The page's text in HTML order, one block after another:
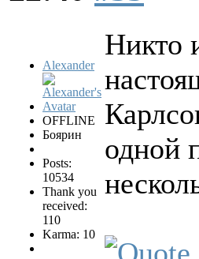
Alexander
OFFLINE
Боярин
Posts:
10534
Thank you
received:
110
Karma: 10
Никто
одной